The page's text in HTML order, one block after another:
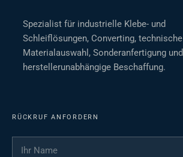
Spezialist für industrielle Klebe- und
Schleiflösungen, Converting, technische
Materialauswahl, Sonderanfertigung und
herstellerunabhängige Beschaffung.
RÜCKRUF ANFORDERN
Ihr Name